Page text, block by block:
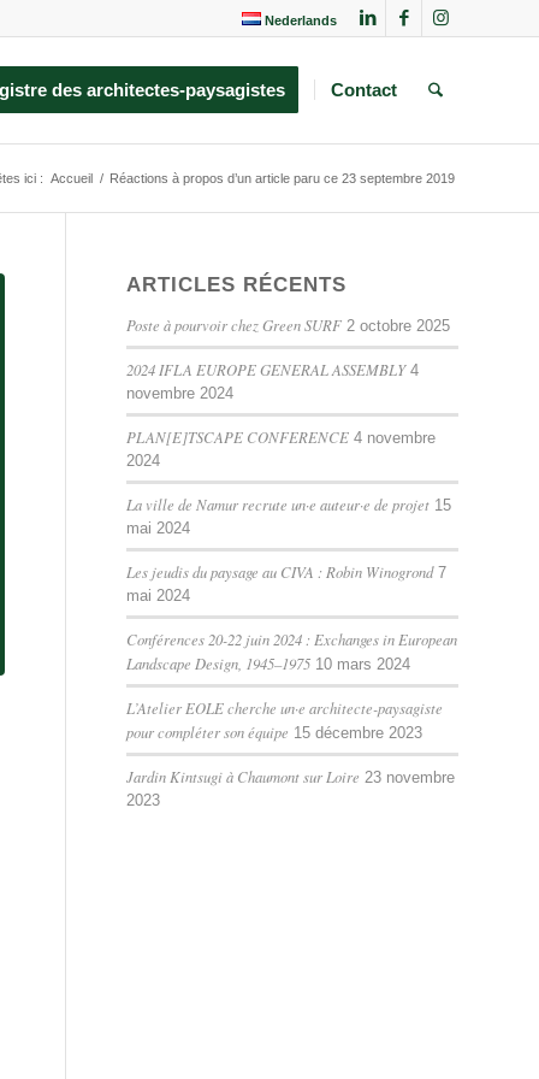
Nederlands
des architectes-paysagistes Contact
ici : Accueil / Réactions à propos d’un article paru ce 23 septembre 2019
ARTICLES RÉCENTS
Poste à pourvoir chez Green SURF 2 octobre 2025
2024 IFLA EUROPE GENERAL ASSEMBLY 4
novembre 2024
PLAN[E]TSCAPE CONFERENCE 4 novembre
2024
La ville de Namur recrute un·e auteur·e de projet 15
mai 2024
Les jeudis du paysage au CIVA : Robin Winogrond 7
mai 2024
Conférences 20-22 juin 2024 : Exchanges in European
Landscape Design, 1945–1975 10 mars 2024
L’Atelier EOLE cherche un·e architecte-paysagiste
pour compléter son équipe 15 décembre 2023
Jardin Kintsugi à Chaumont sur Loire 23 novembre
2023